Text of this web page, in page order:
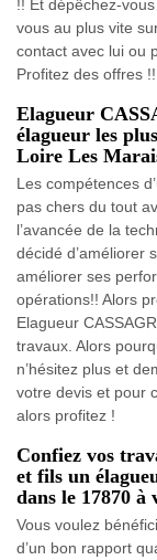
!! Et dépêchez-
vous au plus vite
contact avec lui ou
Profitez des offres !!
Elagueur
élagueur les
Loire Les
Les compétences
pas chers du tout
l’avancée de la
décidé d’améliorer
améliorer ses
opérations!! Alors
Elagueur
travaux. Alors
n’hésitez plus et
votre devis et pour
alors profitez !
Confiez vos
et fils un
dans le 17870 à
Vous voulez
d’un bon rapport